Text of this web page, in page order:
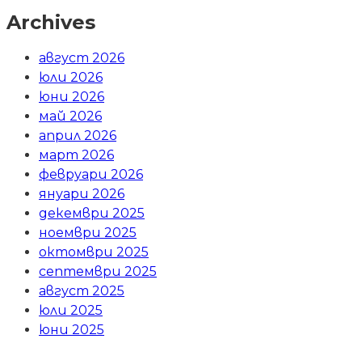
Archives
август 2026
юли 2026
юни 2026
май 2026
април 2026
март 2026
февруари 2026
януари 2026
декември 2025
ноември 2025
октомври 2025
септември 2025
август 2025
юли 2025
юни 2025